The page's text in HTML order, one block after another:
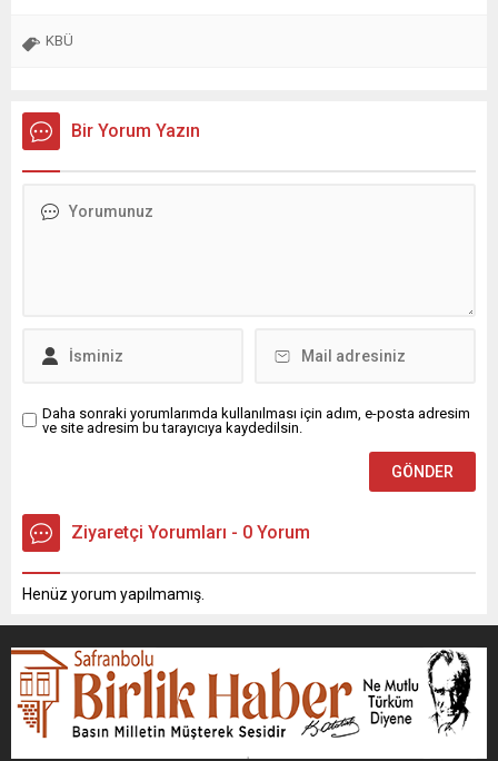
KBÜ
Bir Yorum Yazın
Daha sonraki yorumlarımda kullanılması için adım, e-posta adresim
ve site adresim bu tarayıcıya kaydedilsin.
Ziyaretçi Yorumları - 0 Yorum
Henüz yorum yapılmamış.